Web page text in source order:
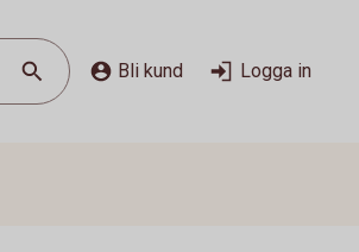
Bli kund Logga in